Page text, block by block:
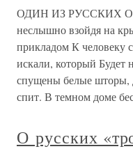
ОДИН ИЗ РУССКИХ
неслышно взойдя на
прикладом К человеку
искали, который Будет
спущены белые шторы,
спит. В темном доме
О русских